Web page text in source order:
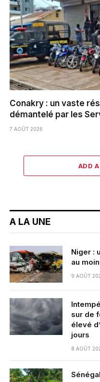
Conakry : un vaste
démantelé par les
7 AOÛT 2026
ADD
A LA UNE
Niger :
au
9 AOÛT
sur de
élevé
jours
8 AOÛT